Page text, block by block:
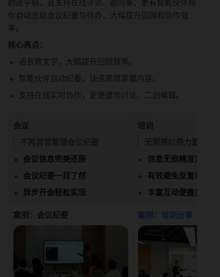
的逐字稿，且支持在线评论、@同事，更有智能伙伴帮
你自动总结会议纪要与待办，大幅提升回顾和协作效
率。
核心亮点：
语音转文字，大幅提升回顾效率。
智能伙伴自动纪要，快速高效掌握内容。
支持在线实时协作，更便捷地讨论、二创编辑。
会议
会议信息完美还原
会议纪要一目了然
异步开会轻松实现
培训
信息无损精准定位
有效避免反复培训
丰富互动便捷反馈
案例：会议纪要 案例：培训分享